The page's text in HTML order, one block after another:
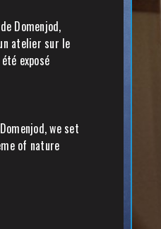
Domenjod,
atelier sur le
exposé
we set
of nature